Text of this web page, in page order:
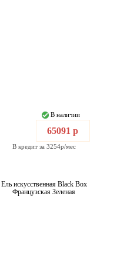
В наличии
65091 р
В кредит за 3254р/мес
Ель искусственная Black Box
Французская Зеленая